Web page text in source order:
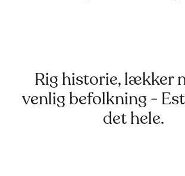
Rig historie, lækker
venlig befolkning -
det hele.